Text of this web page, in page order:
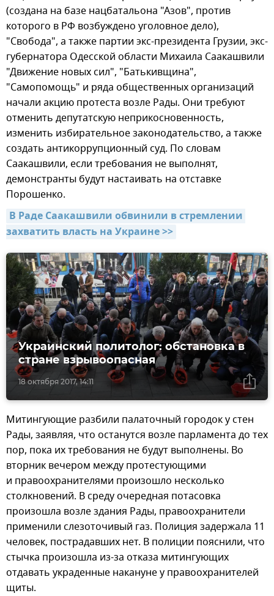
(создана на базе нацбатальона "Азов", против
которого в РФ возбуждено уголовное дело),
"Свобода", а также партии экс-президента Грузии, экс-
губернатора Одесской области Михаила Саакашвили
"Движение новых сил", "Батькивщина",
"Самопомощь" и ряда общественных организаций
начали акцию протеста возле Рады. Они требуют
отменить депутатскую неприкосновенность,
изменить избирательное законодательство, а также
создать антикоррупционный суд. По словам
Саакашвили, если требования не выполнят,
демонстранты будут настаивать на отставке
Порошенко.
В Раде Саакашвили обвинили в стремлении
захватить власть на Украине >>
18 октября 2017, 14:11
Украинский политолог: обстановка в
стране взрывоопасная
Митингующие разбили палаточный городок у стен
Рады, заявляя, что останутся возле парламента до тех
пор, пока их требования не будут выполнены. Во
вторник вечером между протестующими
и правоохранителями произошло несколько
столкновений. В среду очередная потасовка
произошла возле здания Рады, правоохранители
применили слезоточивый газ. Полиция задержала 11
человек, пострадавших нет. В полиции пояснили, что
стычка произошла из-за отказа митингующих
отдавать украденные накануне у правоохранителей
щиты.